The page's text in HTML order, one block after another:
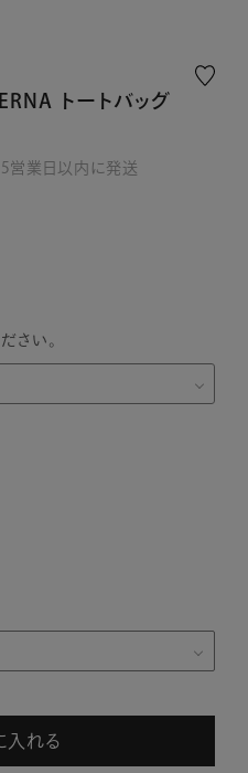
トートバッグ
5営業日以内に発送
さい。
入れる